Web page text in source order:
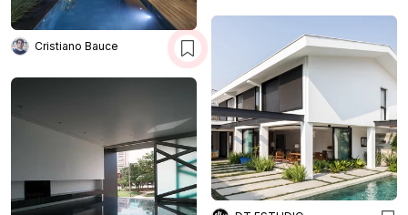
Cristiano Bauce